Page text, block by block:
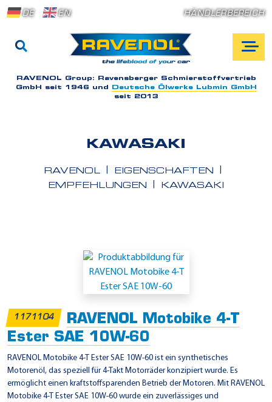
DE EN HÄNDLERBEREICH
RAVENOL Group: Ravensberger Schmierstoffvertrieb
GmbH seit 1946 und
Deutsche Ölwerke Lubmin GmbH
seit 2013
KAWASAKI
RAVENOL
EIGENSCHAFTEN
EMPFEHLUNGEN
KAWASAKI
s
a
t
z
g
e
1171104
RAVENOL Motobike 4-T
Ester SAE 10W-60
RAVENOL Motobike 4-T Ester SAE 10W-60 ist ein synthetisches
Motorenöl, das speziell für 4-Takt Motorräder konzipiert wurde. Es
ermöglicht einen kraftstoffsparenden Betrieb der Motoren. Mit RAVENOL
Motobike 4-T Ester SAE 10W-60 wurde ein zuverlässiges und